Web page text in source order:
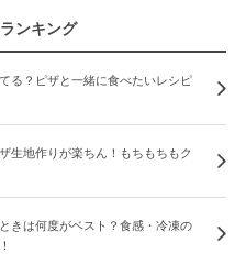
ンキング
る？ピザと一緒に食べたいレシピ
生地作りが楽ちん！もちもちもク
きは何度がベスト？食感・冷凍の